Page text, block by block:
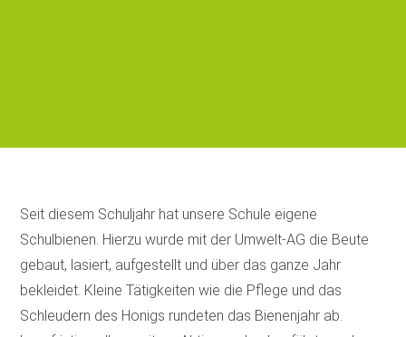
Seit diesem Schuljahr hat unsere Schule eigene
Schulbienen. Hierzu wurde mit der Umwelt-AG die Beute
gebaut, lasiert, aufgestellt und über das ganze Jahr
bekleidet. Kleine Tätigkeiten wie die Pflege und das
Schleudern des Honigs rundeten das Bienenjahr ab.